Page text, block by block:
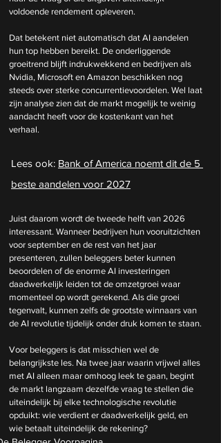
voldoende rendement opleveren.
Dat betekent niet automatisch dat AI aandelen
hun top hebben bereikt. De onderliggende
groeitrend blijft indrukwekkend en bedrijven als
Nvidia, Microsoft en Amazon beschikken nog
steeds over sterke concurrentievoordelen. Wel laat
zijn analyse zien dat de markt mogelijk te weinig
aandacht heeft voor de kostenkant van het
verhaal.
Lees ook: Bank of America noemt dit de 5
beste aandelen voor 2027
Juist daarom wordt de tweede helft van 2026
interessant. Wanneer bedrijven hun vooruitzichten
voor september en de rest van het jaar
presenteren, zullen beleggers beter kunnen
beoordelen of de enorme AI investeringen
daadwerkelijk leiden tot de omzetgroei waar
momenteel op wordt gerekend. Als die groei
tegenvalt, kunnen zelfs de grootste winnaars van
de AI revolutie tijdelijk onder druk komen te staan.
Voor beleggers is dat misschien wel de
belangrijkste les. Na twee jaar waarin vrijwel alles
met AI alleen maar omhoog leek te gaan, begint
de markt langzaam dezelfde vraag te stellen die
uiteindelijk bij elke technologische revolutie
opduikt: wie verdient er daadwerkelijk geld, en
wie betaalt uiteindelijk de rekening?